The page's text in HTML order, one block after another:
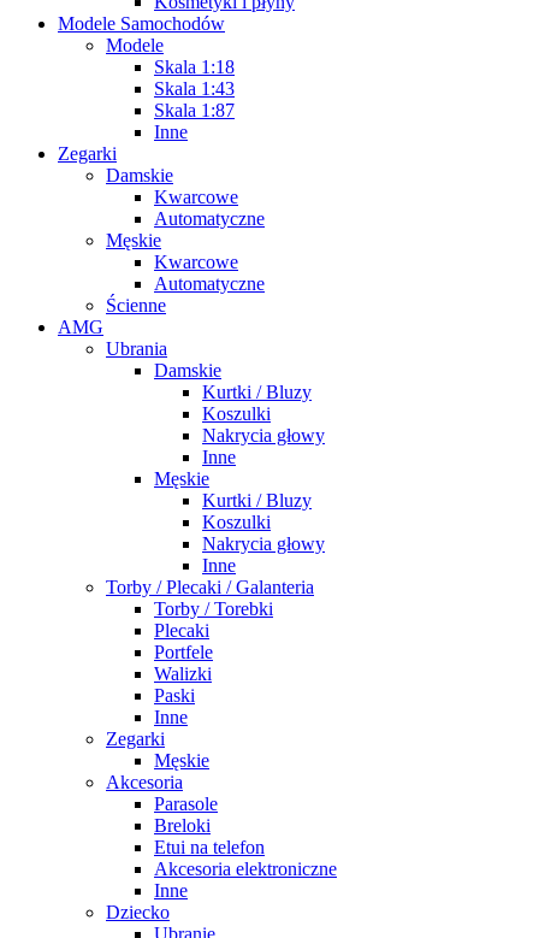
Modele Samochodów
Modele
Skala 1:18
Skala 1:43
Skala 1:87
Inne
Zegarki
Damskie
Kwarcowe
Automatyczne
Męskie
Kwarcowe
Automatyczne
Ścienne
AMG
Ubrania
Damskie
Kurtki / Bluzy
Koszulki
Nakrycia głowy
Inne
Męskie
Kurtki / Bluzy
Koszulki
Nakrycia głowy
Inne
Torby / Plecaki / Galanteria
Torby / Torebki
Plecaki
Portfele
Walizki
Paski
Inne
Zegarki
Męskie
Akcesoria
Parasole
Breloki
Etui na telefon
Akcesoria elektroniczne
Inne
Dziecko
Ubranie